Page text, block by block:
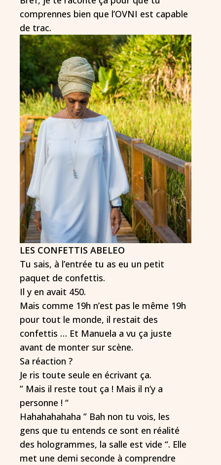
comprennes bien que l’OVNI est capable
de trac.
LES CONFETTIS ABELEO
Tu sais, à l’entrée tu as eu un petit
paquet de confettis.
Il y en avait 450.
Mais comme 19h n’est pas le même 19h
pour tout le monde, il restait des
confettis … Et Manuela a vu ça juste
avant de monter sur scène.
Sa réaction ?
Je ris toute seule en écrivant ça.
” Mais il reste tout ça ! Mais il n’y a
personne ! “
Hahahahahaha ” Bah non tu vois, les
gens que tu entends ce sont en réalité
des hologrammes, la salle est vide “. Elle
met une demi seconde à comprendre